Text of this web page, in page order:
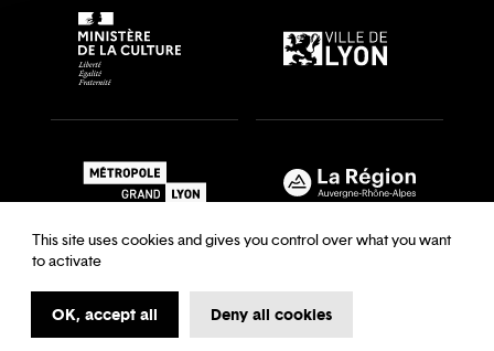
Recrutements & auditions Legal notice
This site uses cookies and gives you control over what you want
to activate
OK, accept all Deny all cookies